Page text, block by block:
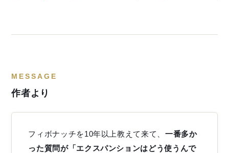
MESSAGE
作者より
フィボナッチを10年以上教えて来て、 一番多か
った質問が「エクスパンションはどう使うんで